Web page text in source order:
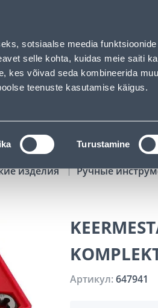
sotsiaalse meedia funktsioonide
selle kohta, kuidas meie saiti
kes võivad seda kombineerida
teenuste kasutamise käigus.
Turustamine
Услуги Предложения о
ПОИСК
ИНСТРУМЕНТОВ
изделия Ручные
Артикул:647941